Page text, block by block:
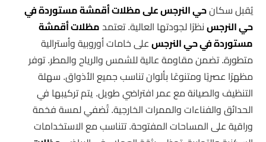
يُقبل سكانحي النرجس على مظلات أقمشة مستوردة في
حي النرجسنظرًا لجودتها العالية. تعتمدمظلات أقمشة
مستوردة في حي النرجسعلى خامات أوروبية وأسترالية
متطورة. تضمن مقاومة عالية للشمس والرياح والمطر. توفر
مظهرًا عصريًا ومتنوعًا بألوان تناسب جميع الأذواق. سهلة
التنظيف والصيانة مع عمر افتراضي طويل. يتم تركيبها في
الحدائق والفناءات والممرات الخارجية. تُضفي لمسة فخمة
وراقية على المساحات المفتوحة. تتناسب مع الاستخدامات